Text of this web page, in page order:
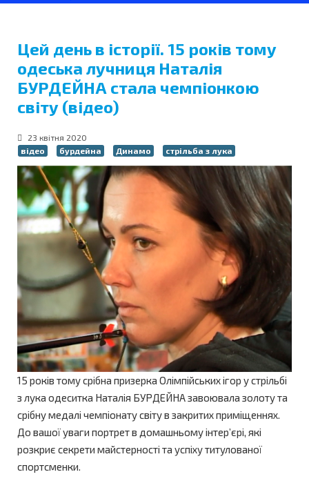
Цей день в історії. 15 років тому
одеська лучниця Наталія
БУРДЕЙНА стала чемпіонкою
світу (відео)
23 квітня 2020
відео
бурдейна Динамо стрільба з лука
15 років тому срібна призерка Олімпійських ігор у стрільбі
з лука одеситка Наталія БУРДЕЙНА завоювала золоту та
срібну медалі чемпіонату світу в закритих приміщеннях.
До вашої уваги портрет в домашньому інтер’єрі, які
розкриє секрети майстерності та успіху титулованої
спортсменки.